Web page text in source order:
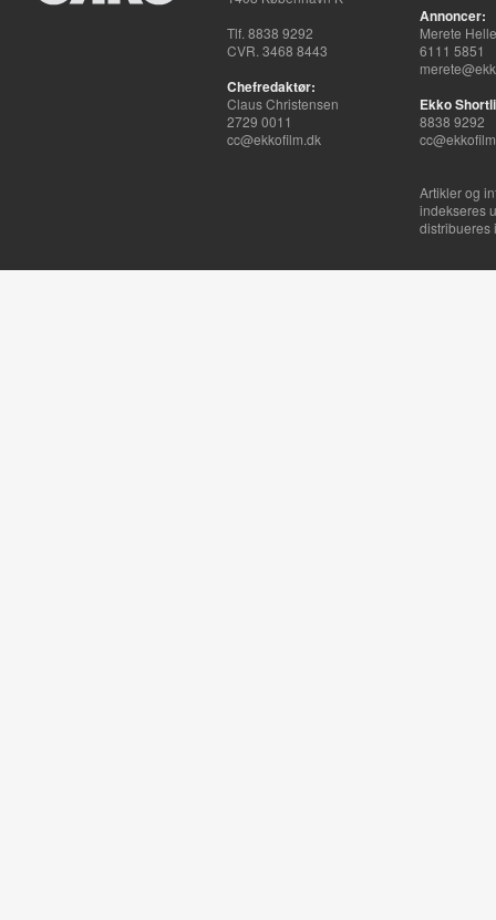
Tlf. 8838 9292
CVR. 3468 8443
Chefredaktør:
Claus Christensen
2729 0011
cc@ekkofilm.dk
Annoncer:
Merete
6111 5851
Ekko
8838 9292
Artikler og
indekseres
distribueres